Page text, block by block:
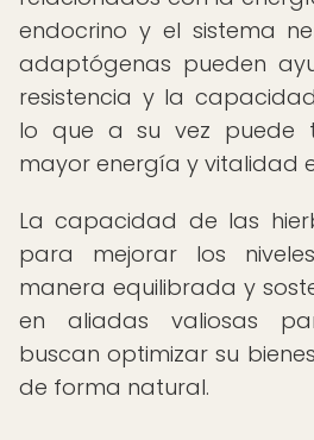
endocrino y el sistema
adaptógenas pueden
resistencia y la
lo que a su vez puede
mayor energía y vitalidad
La capacidad de las
para mejorar los
manera equilibrada y
en aliadas valiosas
buscan optimizar su
de forma natural.